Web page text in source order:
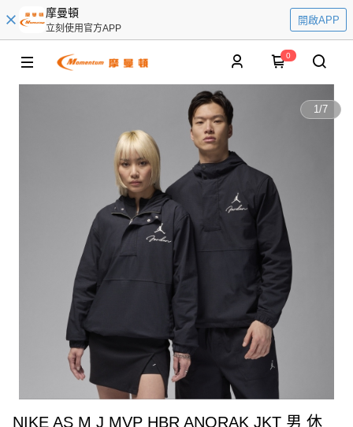
摩曼頓
立刻使用官方APP
開啟APP
0
1/7
NIKE AS M J MVP HBR ANORAK JKT 男 休